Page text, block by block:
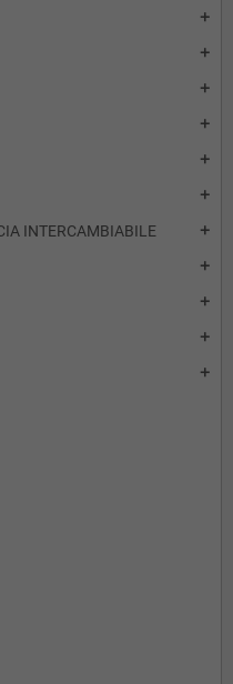
add
add
add
add
add
add
INTERCAMBIABILE add
add
add
add
add